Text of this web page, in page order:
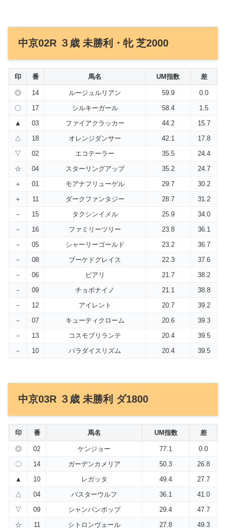
中京02R ３歳 未勝利・牝 芝2000
印 番 馬名 UM指数 差
◎ 14 ルージュルリアン 59.9
0.0
〇
17 シルキーガール 58.4
1.5
▲
03 ファイアクラッカー 44.2
15.7
△
18 オレンジダンサー 42.1
17.8
▽
02 エコテーラー 35.5
24.4
☆
04 スターリングアップ 35.2
24.7
＋
01 モアナフリューゲル 29.7
30.2
＋
11 ダークファンタジー 28.7
31.2
－
15 タクシンイメル 25.9
34.0
－
16 ファミリーツリー 23.8
36.1
－
05 シャーリーゴールド 23.2
36.7
－
08 ブーケドグレイス 22.3
37.6
－
06 ピアリ 21.7
38.2
－
09 チョボナイノ 21.1
38.8
－
12 アイレント 20.7
39.2
－
07 キューティクローム 20.6
39.3
－
13 コスモブリランテ 20.4
39.5
－
10 パラダイスリズム 20.4 39.5
中京03R ３歳 未勝利 ダ1800
印 番 馬名 UM指数 差
◎ 02 ケンジョー 77.1
0.0
〇
14 ガーデンカメリア 50.3
26.8
▲
10 レガッタ 49.4
27.7
△
04 バスターウルフ 36.1
41.0
▽
09 シャンパンポップ 29.4
47.7
☆
11 シトロンヴェール 27.8 49.3